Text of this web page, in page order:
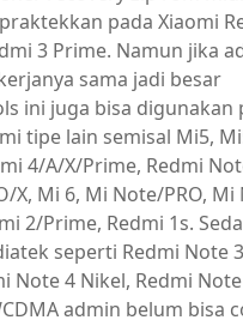
pada Xiaomi
3 Prime. Namun jika
sama jadi besar
ini juga bisa digunakan
tipe lain semisal Mi5,
4/A/X/Prime, Redmi
X, Mi 6, Mi Note/PRO, Mi
2/Prime, Redmi 1s.
seperti Redmi Note
Note 4 Nikel, Redmi
admin belum bisa